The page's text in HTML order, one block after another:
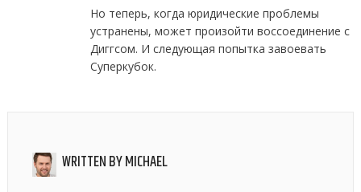
Но теперь, когда юридические проблемы
устранены, может произойти воссоединение с
Диггсом. И следующая попытка завоевать
Суперкубок.
WRITTEN BYMICHAEL